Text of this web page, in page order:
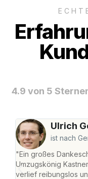
4.9 von 5
Ulrich
ist nach
"Ein großes
Umzugskönig
verlief reibungslos